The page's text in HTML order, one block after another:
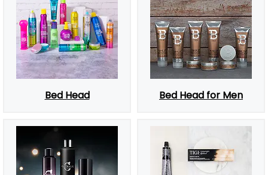
Bed Head Bed Head for Men